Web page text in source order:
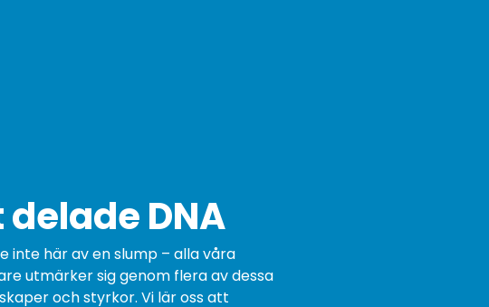
DNA
inte här av en slump – alla våra
utmärker sig genom flera av dessa
och styrkor. Vi lär oss att